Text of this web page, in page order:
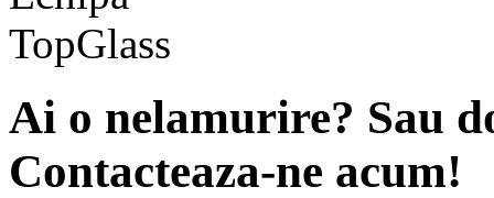
Ai o nelamurire? Sau
Contacteaza-ne acum!